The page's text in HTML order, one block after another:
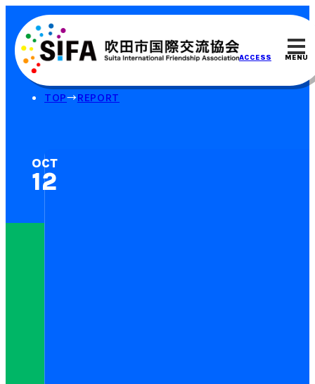
ACCESS MENU
TOP REPORT
OCT
12⁠